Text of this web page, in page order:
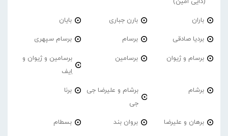
باران بارن جباری بایان
بردیا صادقی برسام برسام سپهری
برسام و ژیوان برسامین
برسامین و ژیوان و
اِیف
برشام
برشام و علیرضا جی
جی
برنا
برهان و علیرضا بروان بند بسطام